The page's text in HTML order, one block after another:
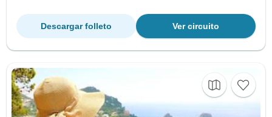
Ver circuito
Descargar folleto